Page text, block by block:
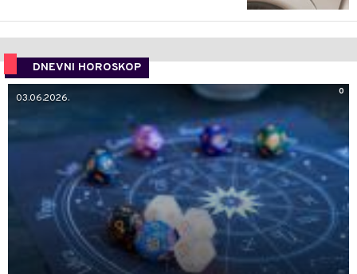
DNEVNI HOROSKOP
0
03.06.2026.